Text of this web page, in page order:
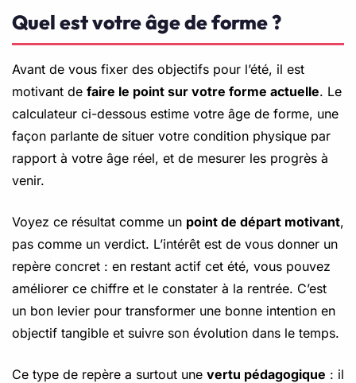
Quel est votre âge de forme ?
Avant de vous fixer des objectifs pour l’été, il est
motivant de faire le point sur votre forme actuelle. Le
calculateur ci-dessous estime votre âge de forme, une
façon parlante de situer votre condition physique par
rapport à votre âge réel, et de mesurer les progrès à
venir.
Voyez ce résultat comme un point de départ motivant,
pas comme un verdict. L’intérêt est de vous donner un
repère concret : en restant actif cet été, vous pouvez
améliorer ce chiffre et le constater à la rentrée. C’est
un bon levier pour transformer une bonne intention en
objectif tangible et suivre son évolution dans le temps.
Ce type de repère a surtout une vertu pédagogique : il